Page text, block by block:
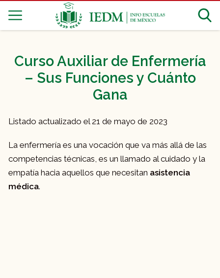
Curso Auxiliar de Enfermería
– Sus Funciones y Cuánto
Gana
Listado actualizado el 21 de mayo de 2023
La enfermería es una vocación que va más allá de las
competencias técnicas, es un llamado al cuidado y la
empatía hacia aquellos que necesitan asistencia
médica.